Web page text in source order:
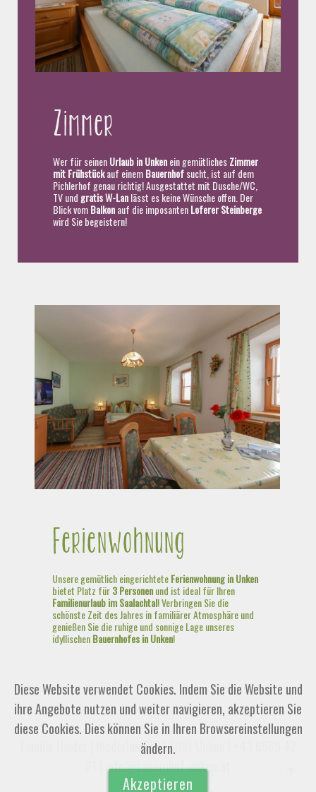
Zimmer
Wer für seinenUrlaub in Unkenein gemütlichesZimmer
mit Frühstückauf einemBauernhofsucht, ist auf dem
Pichlerhof genau richtig! Ausgestattet mit Dusche/WC,
TV und gratis W-Lanlässt es keine Wünsche offen. Der
Blick vomBalkonauf die imposantenLoferer Steinberge
wird Sie begeistern!
Ferienwohnung
Unsere gemütlich eingerichteteFerienwohnung in Unken
bietet Platz für3 Personenund ist ideal für Ihren
Familienurlaub im Saalachtal! Verbringen Sie die
schönste Zeit des Jahres in familiärer Atmosphäre und
genießen Sie die ruhige und sonnige Lage unseres
idyllischenBauernhofes in Unken!
Familie Haider | Niederland 13 | 5091 Unken |
info@bauernhof-unken.at
Diese Website verwendet Cookies. Indem Sie die Website und
ihre Angebote nutzen und weiter navigieren, akzeptieren Sie
diese Cookies. Dies können Sie in Ihren Browsereinstellungen
ändern.
Akzeptieren